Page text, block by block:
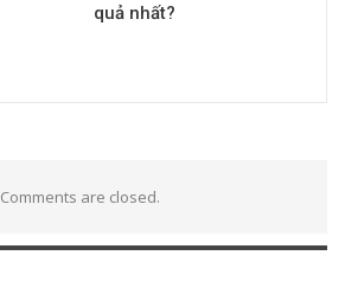
quả nhất?
Comments are closed.